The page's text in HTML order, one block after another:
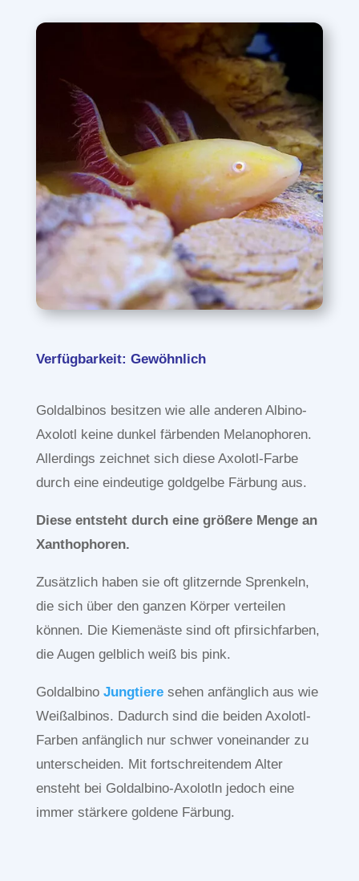
Verfügbarkeit: Gewöhnlich
Goldalbinos besitzen wie alle anderen Albino-
Axolotl keine dunkel färbenden Melanophoren.
Allerdings zeichnet sich diese Axolotl-Farbe
durch eine eindeutige goldgelbe Färbung aus.
Diese entsteht durch eine größere Menge an
Xanthophoren.
Zusätzlich haben sie oft glitzernde Sprenkeln,
die sich über den ganzen Körper verteilen
können. Die Kiemenäste sind oft pfirsichfarben,
die Augen gelblich weiß bis pink.
Goldalbino Jungtieresehen anfänglich aus wie
Weißalbinos. Dadurch sind die beiden Axolotl-
Farben anfänglich nur schwer voneinander zu
unterscheiden. Mit fortschreitendem Alter
ensteht bei Goldalbino-Axolotln jedoch eine
immer stärkere goldene Färbung.